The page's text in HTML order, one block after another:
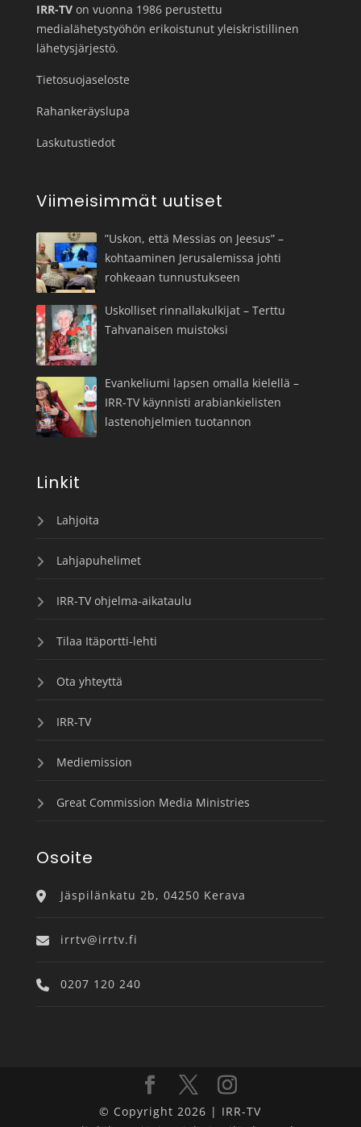
IRR-TVon vuonna 1986 perustettu
medialähetystyöhön erikoistunut yleiskristillinen
lähetysjärjestö.
Tietosuojaseloste
Rahankeräyslupa
Laskutustiedot
Viimeisimmät uutiset
”Uskon, että Messias on Jeesus” –
kohtaaminen Jerusalemissa johti
rohkeaan tunnustukseen
Uskolliset rinnallakulkijat – Terttu
Tahvanaisen muistoksi
Evankeliumi lapsen omalla kielellä –
IRR-TV käynnisti arabiankielisten
lastenohjelmien tuotannon
Linkit
Lahjoita
Lahjapuhelimet
IRR-TV ohjelma-aikataulu
Tilaa Itäportti-lehti
Ota yhteyttä
IRR-TV
Mediemission
Great Commission Media Ministries
Osoite
Jäspilänkatu 2b, 04250 Kerava
irrtv@irrtv.fi
0207 120 240
© Copyright 2026 | IRR-TV